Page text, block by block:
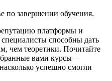
по завершении обучения.
платформы и
способны дать
чем теоретики. Почитайте
вами курсы –
успешно смогли